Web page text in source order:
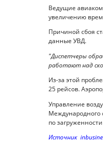
Ведущие
увеличению
Причиной сбоя
данные УВД.
"Диспетчеры
работают над
Из-за этой
25 рейсов.
Управление
Международного
по
Источник